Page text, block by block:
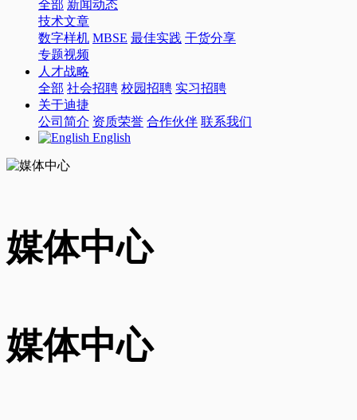
全部 新闻动态
技术文章
数字样机 MBSE 最佳实践 干货分享
专题视频
人才战略
全部 社会招聘 校园招聘 实习招聘
关于迪捷
公司简介 资质荣誉 合作伙伴 联系我们
English
媒体中心
媒体中心